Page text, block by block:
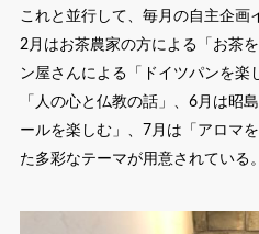
これと並行して、毎月の自主企画
2月はお茶農家の方による「お茶
ン屋さんによる「ドイツパンを楽
「人の心と仏教の話」、6月は昭
ールを楽しむ」、7月は「アロマ
た多彩なテーマが用意されている。